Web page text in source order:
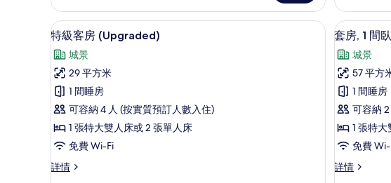
詳
情
雙
人
床
(Middle
Floor)
的
相
片
2
張
標
雙
人
床
(Middle
Floor)
詳
情
載
入
所
有
特
級
客
(Upgraded)
房內夾萬、遮光窗簾/窗簾、隔音、熨斗/熨衫板
4
特級客房 (Upgraded)
城景
29 平方米
1 間睡房
可容納 4 人 (按實質預訂人數入住)
1 張特大雙人床或 2 張單人床
免費 Wi-Fi
詳情
特
載
入
所
有
套
房,
1
間
臥
4
套房, 1 間
城景
57 平方
1 間睡房
可容納
1 張特
免費
詳情
套